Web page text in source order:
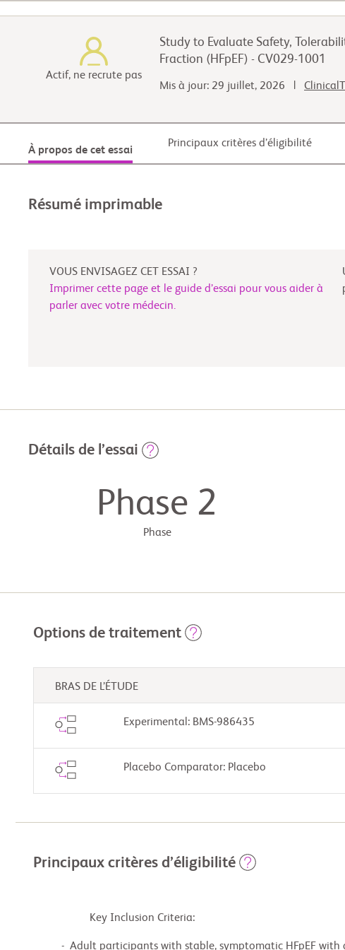
Actif, ne recrute pas
Study to Evaluate Safety,
Fraction (HFpEF) - CV029-1001
Mis à jour: 29 juillet, 2026 |
À propos de cet essai
Principaux critères d’éligibilité
Résumé imprimable
VOUS ENVISAGEZ CET ESSAI ?
Imprimer cette page et le guide d’essai pour vous aider à
parler avec votre médecin.
Détails de l’essai
Phase 2
Phase
Options de traitement
BRAS DE L’ÉTUDE
Experimental: BMS-986435
Placebo Comparator: Placebo
Principaux critères d’éligibilité